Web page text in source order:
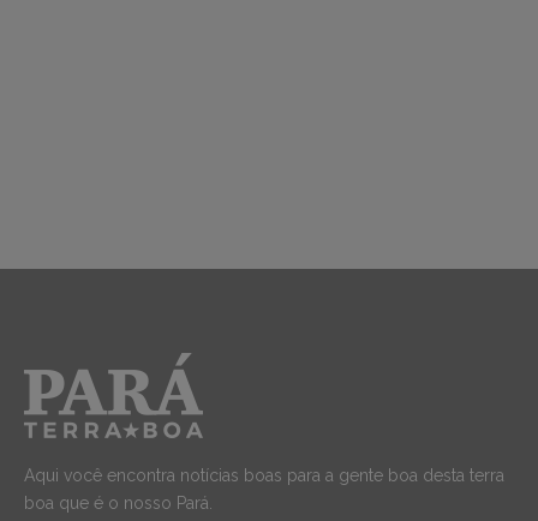
Aqui você encontra notícias boas para a gente boa desta terra
boa que é o nosso Pará.